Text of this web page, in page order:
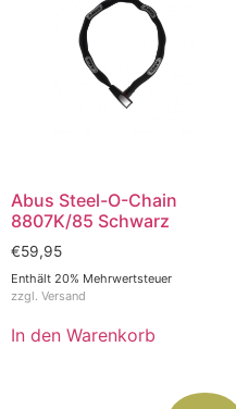
Abus Steel-O-Chain
8807K/85 Schwarz
€59,95
Enthält 20% Mehrwertsteuer
zzgl. Versand
In den Warenkorb